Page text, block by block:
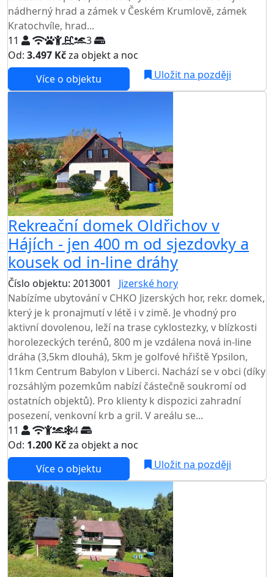
nádherný hrad a zámek v Českém Krumlově, zámek
Kratochvíle, hrad...
11
3
Od: 3.497 Kčza objekt a noc
Více o objektu
Uložit na později
Rekreační domek Oldřichov v
Hájích - jen 400 m od sjezdovky a
kousek od in-line dráhy
Číslo objektu: 2013001
Jizerské hory
Nabízíme ubytování v CHKO Jizerských hor, rekr. domek,
který je k pronajmutí v létě i v zimě. Je vhodný pro
aktivní dovolenou, leží na trase cyklostezky, v blízkosti
horolezeckých terénů, 800 m je vzdálena nová in-line
dráha (3,5km dlouhá), 5km je golfové hřiště Ypsilon,
11km Centrum Babylon v Liberci. Nachází se v obci (díky
rozsáhlým pozemkům nabízí částečně soukromí od
ostatních objektů). Pro klienty k dispozici zahradní
posezení, venkovní krb a gril. V areálu se...
11
4
Od: 1.200 Kčza objekt a noc
Více o objektu Uložit na později